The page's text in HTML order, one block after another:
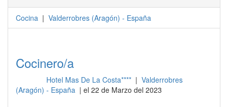
Cocina | Valderrobres (Aragón) - España
Cocinero/a
Hotel Mas De La Costa**** | Valderrobres
(Aragón) - España | el 22 de Marzo del 2023